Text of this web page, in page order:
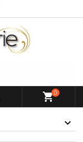
shopping_cart0